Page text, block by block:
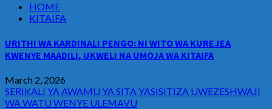
HOME
KITAIFA
URITHI WA KARDINALI PENGO: NI WITO WA KUREJEA
KWENYE MAADILI, UKWELI NA UMOJA WA KITAIFA
March 2, 2026
SERIKALI YA AWAMU YA SITA YASISITIZA UWEZESHWAJI
WA WATU WENYE ULEMAVU